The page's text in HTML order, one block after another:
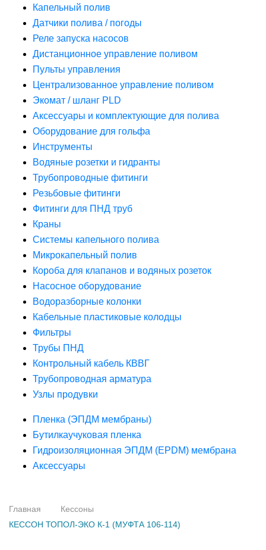
Капельный полив
Датчики полива / погоды
Реле запуска насосов
Дистанционное управление поливом
Пульты управления
Централизованное управление поливом
Экомат / шланг PLD
Аксессуары и комплектующие для полива
Оборудование для гольфа
Инструменты
Водяные розетки и гидранты
Трубопроводные фитинги
Резьбовые фитинги
Фитинги для ПНД труб
Краны
Системы капельного полива
Микрокапельный полив
Короба для клапанов и водяных розеток
Насосное оборудование
Водоразборные колонки
Кабельные пластиковые колодцы
Фильтры
Трубы ПНД
Контрольный кабель КВВГ
Трубопроводная арматура
Узлы продувки
Пленка (ЭПДМ мембраны)
Бутилкаучуковая пленка
Гидроизоляционная ЭПДМ (EPDM) мембрана
Аксессуары
Главная
Кессоны
КЕССОН ТОПОЛ-ЭКО К-1 (МУФТА 106-114)